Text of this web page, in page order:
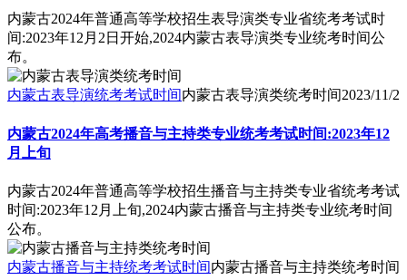
内蒙古2024年普通高等学校招生表导演类专业省统考考试时
间:2023年12月2日开始,2024内蒙古表导演类专业统考时间公
布。
内蒙古表导演统考考试时间 内蒙古表导演类统考时间 2023/11/2
内蒙古2024年高考播音与主持类专业统考考试时间:2023年12
月上旬
内蒙古2024年普通高等学校招生播音与主持类专业省统考考试
时间:2023年12月上旬,2024内蒙古播音与主持类专业统考时间
公布。
内蒙古播音与主持统考考试时间内蒙古播音与主持类统考时间